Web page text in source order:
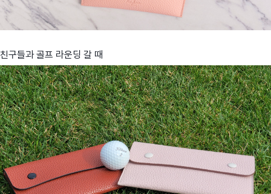
친구들과 골프 라운딩 갈 때